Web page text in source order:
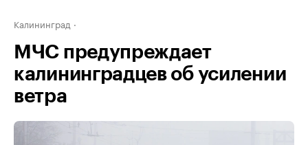
Калининград
МЧС предупреждает
калининградцев об усилении
ветра